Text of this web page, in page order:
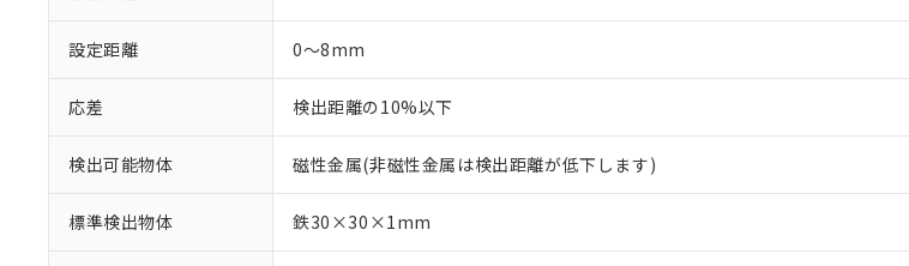
設定距離 0～8mm
応差 検出距離の10%以下
検出可能物体 磁性金属(非磁性金属は検出距離が低下します)
標準検出物体 鉄30×30×1mm